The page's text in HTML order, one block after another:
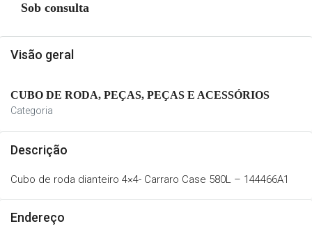
Sob consulta
Visão geral
CUBO DE RODA, PEÇAS, PEÇAS E ACESSÓRIOS
Categoria
Descrição
Cubo de roda dianteiro 4×4- Carraro Case 580L – 144466A1
Endereço